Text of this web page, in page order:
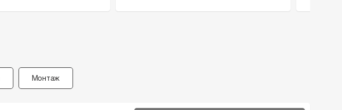
Монтаж